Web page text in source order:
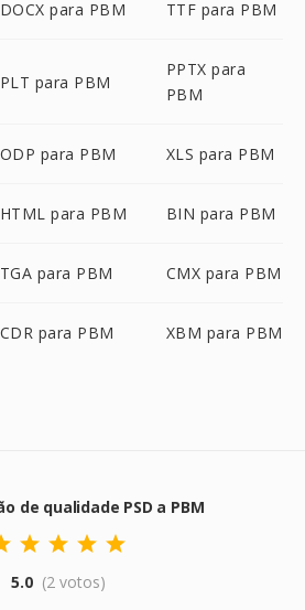
DOCX para PBM TTF para PBM
PLT para PBM
PPTX para
PBM
ODP para PBM XLS para PBM
HTML para PBM BIN para PBM
TGA para PBM CMX para PBM
CDR para PBM XBM para PBM
de qualidade PSD a PBM
5.0 (2 votos)